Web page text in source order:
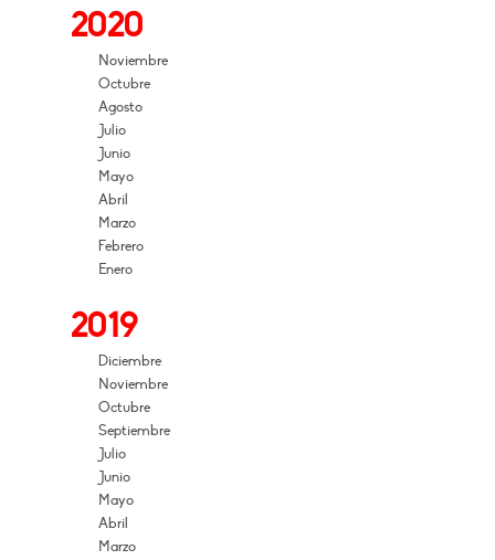
2020
Noviembre
Octubre
Agosto
Julio
Junio
Mayo
Abril
Marzo
Febrero
Enero
2019
Diciembre
Noviembre
Octubre
Septiembre
Julio
Junio
Mayo
Abril
Marzo